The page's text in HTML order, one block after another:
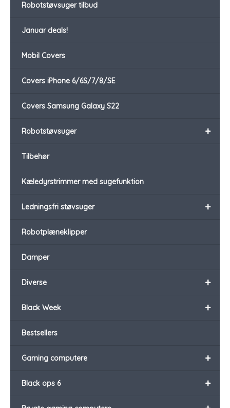
Robotstøvsuger tilbud
Januar deals!
Mobil Covers
Covers iPhone 6/6S/7/8/SE
Covers Samsung Galaxy S22
+
Robotstøvsuger
Tilbehør
Kæledyrstrimmer med sugefunktion
+
Ledningsfri støvsuger
Robotplæneklipper
Damper
+
Diverse
+
Black Week
Bestsellers
+
Gaming computere
+
Black ops 6